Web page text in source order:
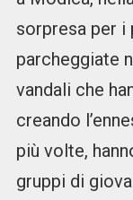
sorpresa per
parcheggiate
vandali che
creando
più volte,
gruppi di